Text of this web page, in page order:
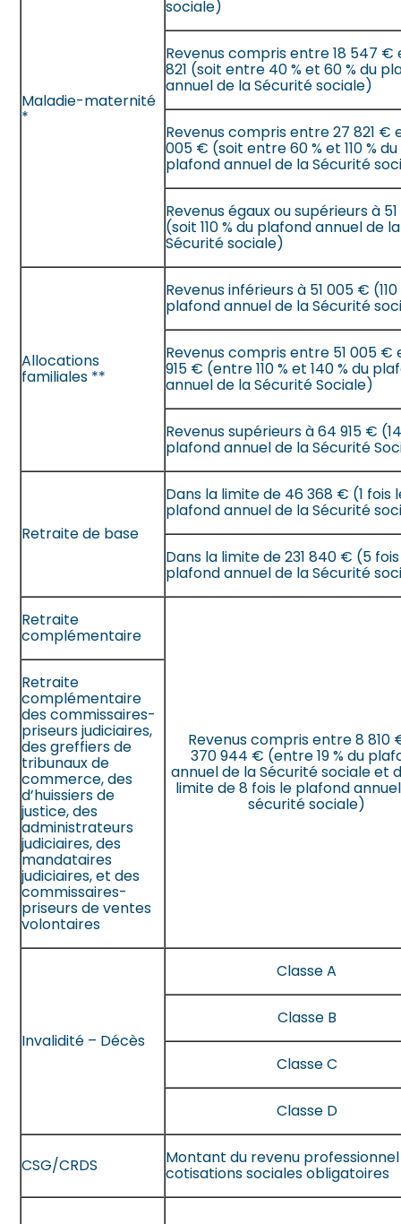
Maladie-maternité
*
sociale)
Revenus compris entre 18 547 €
821 (soit entre 40 % et 60 % du
annuel de la Sécurité sociale)
Revenus compris entre 27 821 €
005 € (soit entre 60 % et 110 % du
plafond annuel de la Sécurité
Revenus égaux ou supérieurs à
(soit 110 % du plafond annuel de la
Sécurité sociale)
Allocations
familiales **
Revenus inférieurs à 51 005 € (110
plafond annuel de la Sécurité
Revenus compris entre 51 005 €
915 € (entre 110 % et 140 % du
annuel de la Sécurité Sociale)
Revenus supérieurs à 64 915 €
plafond annuel de la Sécurité
Retraite de base
Dans la limite de 46 368 € (1 fois
plafond annuel de la Sécurité
Dans la limite de 231 840 € (5
plafond annuel de la Sécurité
Retraite
complémentaire
Revenus compris entre 8 810
370 944 € (entre 19 % du
annuel de la Sécurité sociale et
limite de 8 fois le plafond
sécurité sociale)
Retraite
complémentaire
des commissaires-
priseurs judiciaires,
des greffiers de
tribunaux de
commerce, des
d’huissiers de
justice, des
administrateurs
judiciaires, des
mandataires
judiciaires, et des
commissaires-
priseurs de ventes
volontaires
Invalidité – Décès
Classe A
Classe B
Classe C
Classe D
CSG/CRDS Montant du revenu
cotisations sociales obligatoires